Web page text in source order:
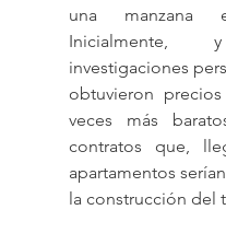
una manzana
Inicialmente,
investigaciones
obtuvieron
veces más
contratos que,
apartamentos
la construcción del